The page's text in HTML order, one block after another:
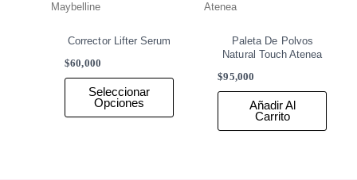
Maybelline
Corrector Lifter Serum
$60,000
Seleccionar
Opciones
Atenea
Paleta De Polvos
Natural Touch Atenea
$95,000
Añadir Al
Carrito